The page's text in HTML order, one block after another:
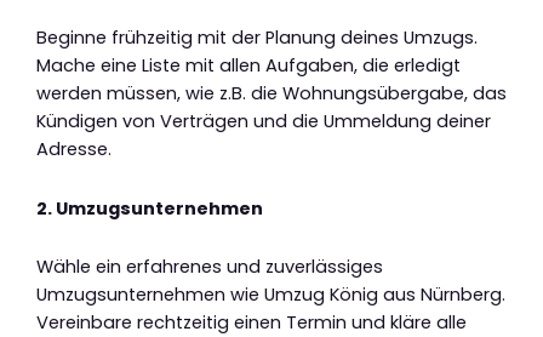
Beginne frühzeitig mit der Planung deines Umzugs.
Mache eine Liste mit allen Aufgaben, die erledigt
werden müssen, wie z.B. die Wohnungsübergabe, das
Kündigen von Verträgen und die Ummeldung deiner
Adresse.
2. Umzugsunternehmen
Wähle ein erfahrenes und zuverlässiges
Umzugsunternehmen wie Umzug König aus Nürnberg.
Vereinbare rechtzeitig einen Termin und kläre alle